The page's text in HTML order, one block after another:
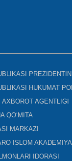
HUKUMAT
AGENTLIGI
QO‘MITA
MARKAZI
ISLOM
IDORASI